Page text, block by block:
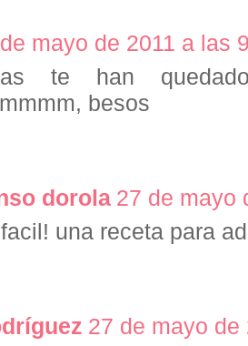
mayo de 2011 a las
te han
besos
dorola 27 de mayo
una receta para
27 de mayo de